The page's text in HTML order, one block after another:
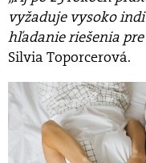
vyžaduje vysoko
hľadanie riešenia
Silvia Toporcerová.